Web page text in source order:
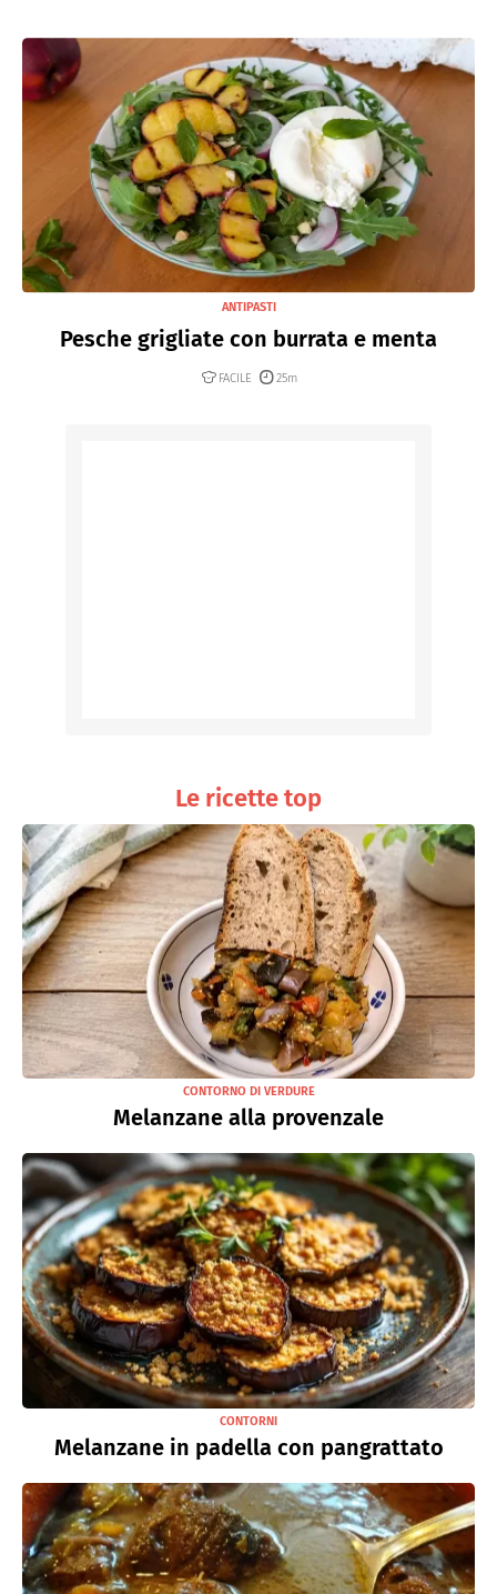
ANTIPASTI
Pesche grigliate con burrata e menta
FACILE 25m
Le ricette top
CONTORNO DI VERDURE
Melanzane alla provenzale
CONTORNI
Melanzane in padella con pangrattato